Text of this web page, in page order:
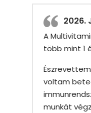
2026.
A
több mint 1
voltam
munkát